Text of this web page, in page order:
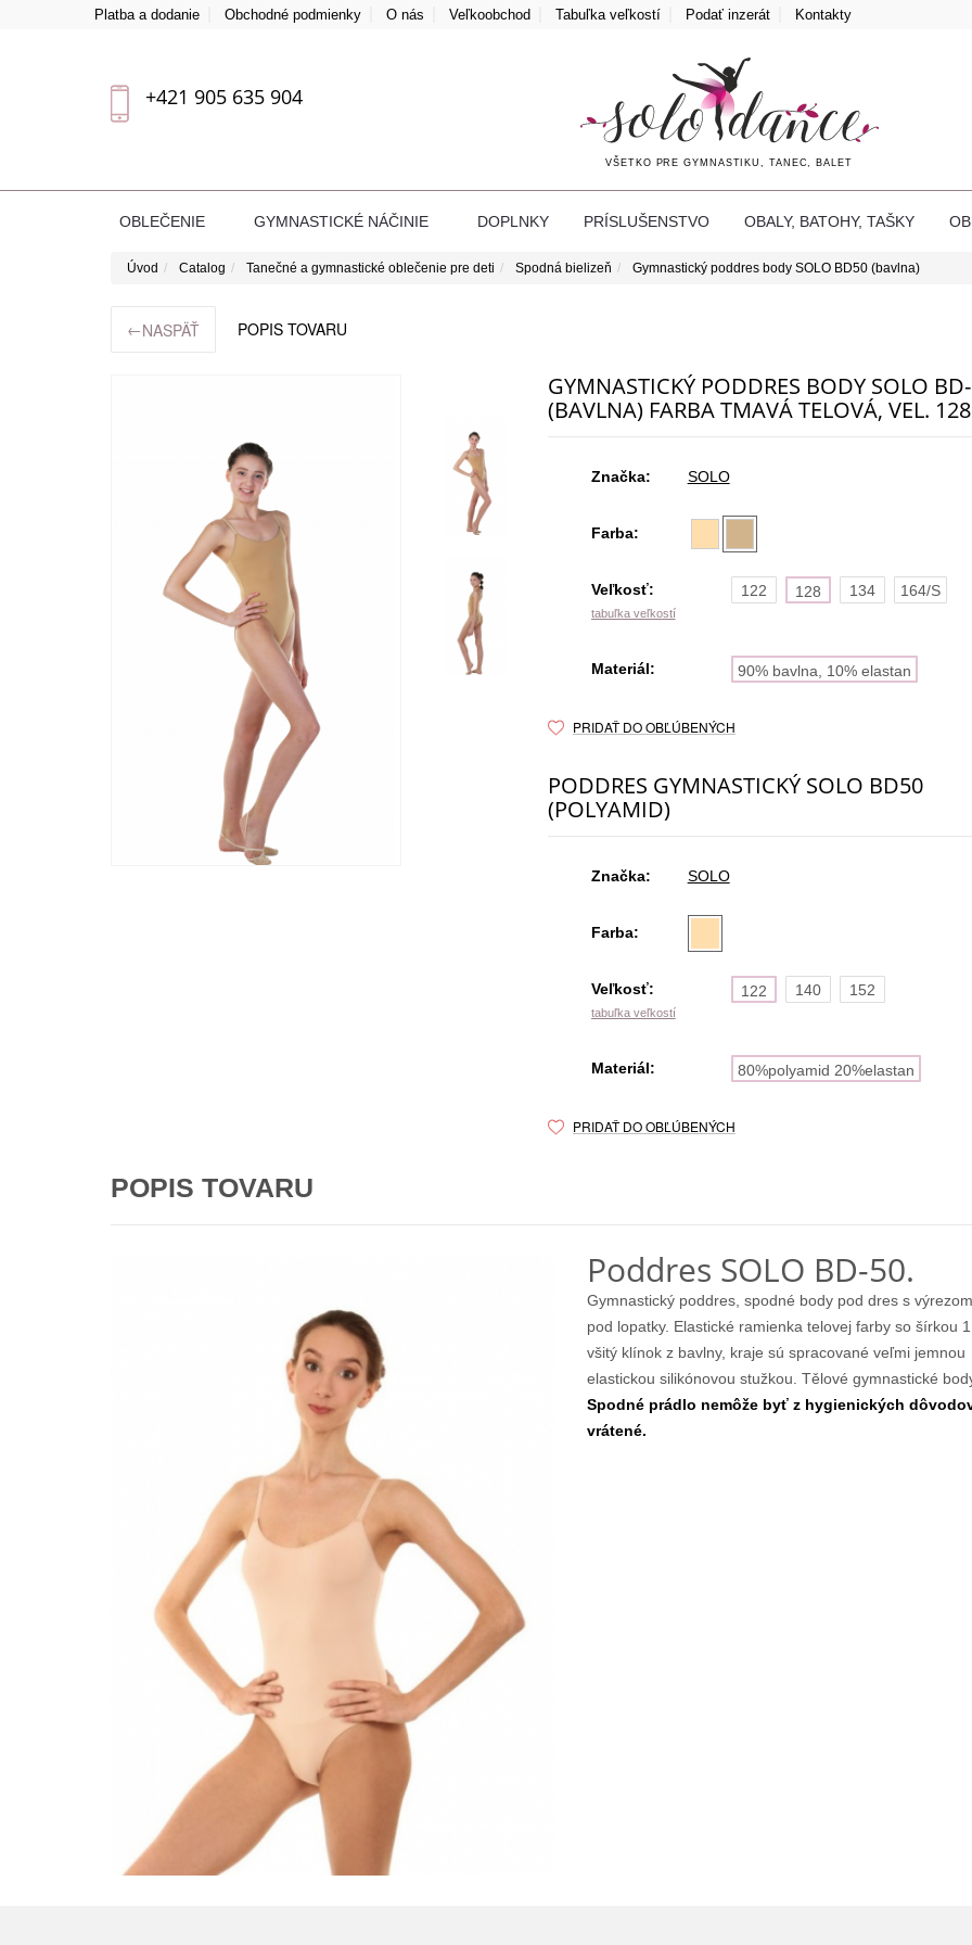
Platba a dodanie Obchodné podmienky O nás Veľkoobchod Tabuľka veľkostí Podať inzerát Kontakty
+421 905 635 904
VŠETKO PRE GYMNASTIKU, TANEC, BALET
OBLEČENIE GYMNASTICKÉ NÁČINIE DOPLNKY PRÍSLUŠENSTVO OBALY, BATOHY, TAŠKY
Úvod Catalog Tanečné a gymnastické oblečenie pre deti Spodná bielizeň Gymnastický poddres body SOLO BD50 (bavlna)
←NASPÄŤ POPIS TOVARU
GYMNASTICKÝ PODDRES BODY SOLO
(BAVLNA) FARBA TMAVÁ TELOVÁ, VEL. 128
Značka: SOLO
Farba:
Veľkosť:
tabuľka veľkostí
122 128 134 164/S
Materiál: 90% bavlna, 10% elastan
PRIDAŤ DO OBĽÚBENÝCH
PODDRES GYMNASTICKÝ SOLO BD50
(POLYAMID)
Značka: SOLO
Farba:
Veľkosť:
tabuľka veľkostí
122 140 152
Materiál: 80%polyamid 20%elastan
PRIDAŤ DO OBĽÚBENÝCH
POPIS TOVARU
Poddres SOLO BD-50.
Gymnastický poddres, spodné body pod dres s
pod lopatky. Elastické ramienka telovej farby so šírkou
všitý klínok z bavlny, kraje sú spracované veľmi jemnou
elastickou silikónovou stužkou. Tělové gymnastické
Spodné prádlo nemôže byť z hygienických
vrátené.